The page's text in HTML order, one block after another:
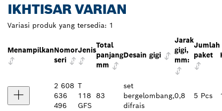
IKHTISAR VARIAN
Variasi produk yang tersedia: 1
MenampilkanNomor
seri
Jenis
Total
panjang
mm
Desain gigi
Jarak
gigi,
mm:
Jumlah
paket
2 608
636
496
T
118
GFS
83
set
bergelombang,
difrais
0,8 5 Pcs